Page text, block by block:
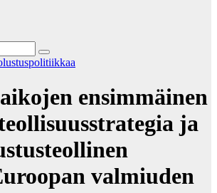
ensimmäinen
ja
valmiuden